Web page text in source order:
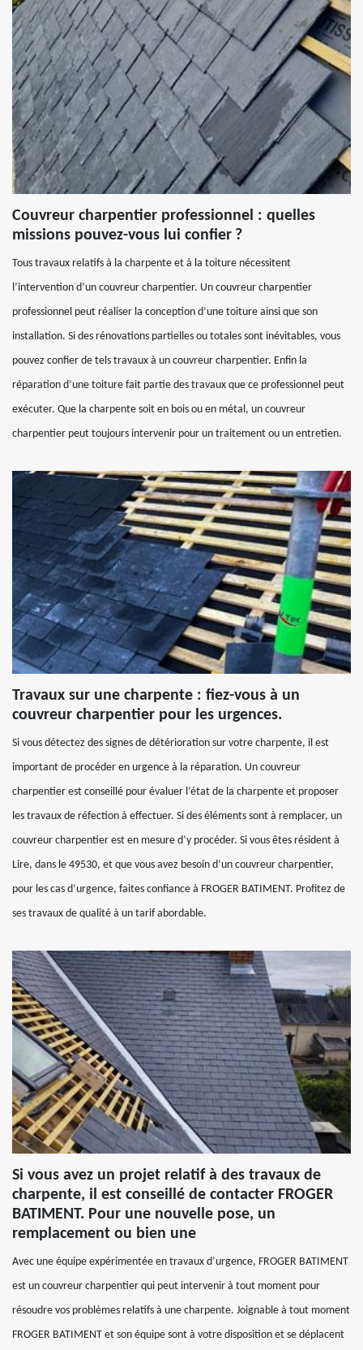
Couvreur charpentier professionnel : quelles
missions pouvez-vous lui confier ?
Tous travaux relatifs à la charpente et à la toiture nécessitent
l’intervention d’un couvreur charpentier. Un couvreur charpentier
professionnel peut réaliser la conception d’une toiture ainsi que son
installation. Si des rénovations partielles ou totales sont inévitables, vous
pouvez confier de tels travaux à un couvreur charpentier. Enfin la
réparation d’une toiture fait partie des travaux que ce professionnel peut
exécuter. Que la charpente soit en bois ou en métal, un couvreur
charpentier peut toujours intervenir pour un traitement ou un entretien.
Travaux sur une charpente : fiez-vous à un
couvreur charpentier pour les urgences.
Si vous détectez des signes de détérioration sur votre charpente, il est
important de procéder en urgence à la réparation. Un couvreur
charpentier est conseillé pour évaluer l’état de la charpente et proposer
les travaux de réfection à effectuer. Si des éléments sont à remplacer, un
couvreur charpentier est en mesure d’y procéder. Si vous êtes résident à
Lire, dans le 49530, et que vous avez besoin d’un couvreur charpentier,
pour les cas d’urgence, faites confiance à FROGER BATIMENT. Profitez de
ses travaux de qualité à un tarif abordable.
Si vous avez un projet relatif à des travaux de
charpente, il est conseillé de contacter FROGER
BATIMENT. Pour une nouvelle pose, un
remplacement ou bien une
Avec une équipe expérimentée en travaux d’urgence, FROGER BATIMENT
est un couvreur charpentier qui peut intervenir à tout moment pour
résoudre vos problèmes relatifs à une charpente. Joignable à tout moment
FROGER BATIMENT et son équipe sont à votre disposition et se déplacent